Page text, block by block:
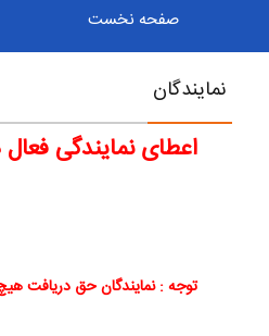
صفحه نخست
نمایندگان
اعطای نمایندگی
توجه : نمایندگان حق دریافت